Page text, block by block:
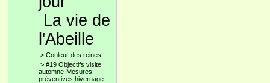
La vie de
l'Abeille
> Couleur des reines
> #19 Objectifs visite
automne-Mesures
préventives hivernage